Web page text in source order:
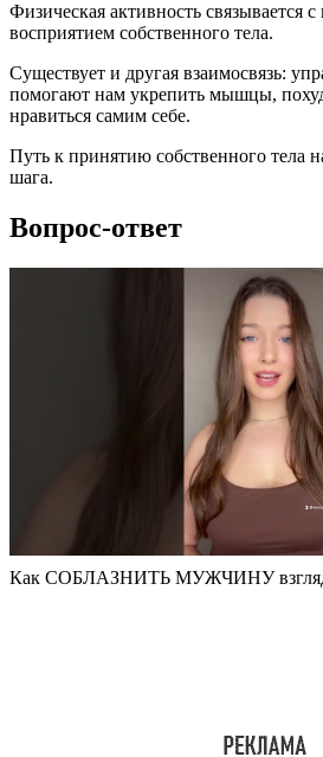
Физическая активность связывается
восприятием собственного тела.
Существует и другая взаимосвязь:
помогают нам укрепить мышцы,
нравиться самим себе.
Путь к принятию собственного тела
шага.
Вопрос-ответ
Как СОБЛАЗНИТЬ МУЖЧИНУ